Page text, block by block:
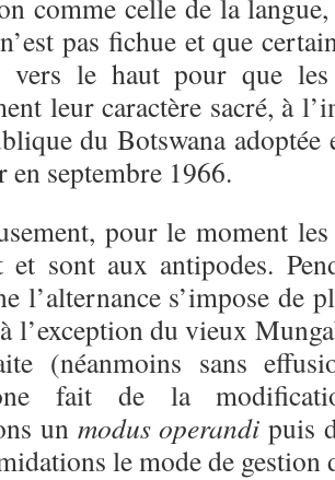
comme celle de la
pas fichue et que
vers le haut pour que les
leur caractère sacré, à
du Botswana adoptée
en septembre 1966.
pour le moment
et sont aux antipodes.
l’alternance s’impose de
l’exception du vieux
(néanmoins sans
fait de la
un modus operandi puis
le mode de gestion